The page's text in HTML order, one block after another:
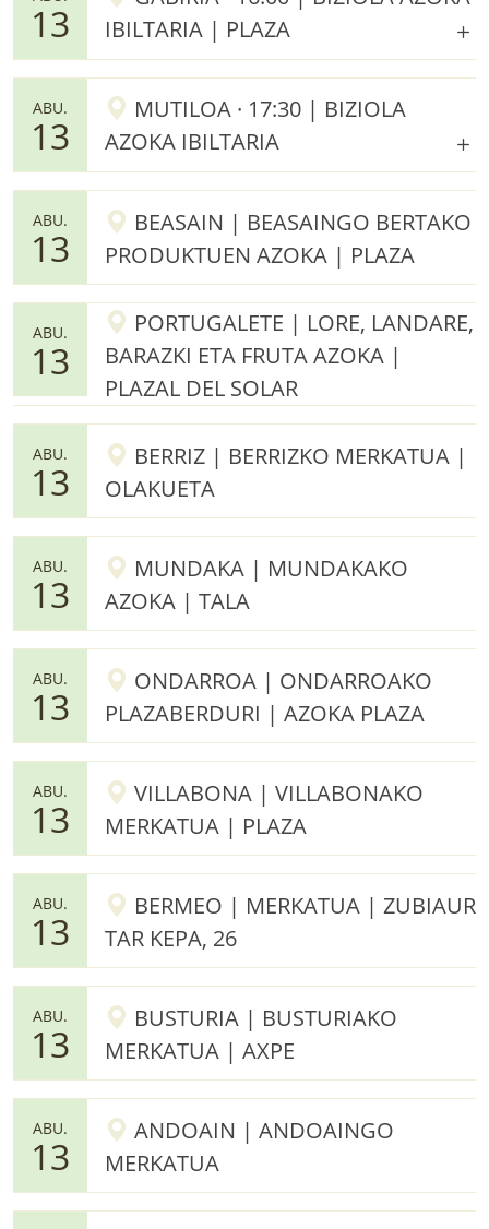
13
IBILTARIA | PLAZA
ABU.
13
MUTILOA · 17:30 | BIZIOLA
AZOKA IBILTARIA
ABU.
13
BEASAIN | BEASAINGO BERTAKO
PRODUKTUEN AZOKA | PLAZA
ABU.
13
PORTUGALETE | LORE, LANDARE,
BARAZKI ETA FRUTA AZOKA |
PLAZAL DEL SOLAR
ABU.
13
BERRIZ | BERRIZKO MERKATUA |
OLAKUETA
ABU.
13
MUNDAKA | MUNDAKAKO
AZOKA | TALA
ABU.
13
ONDARROA | ONDARROAKO
PLAZABERDURI | AZOKA PLAZA
ABU.
13
VILLABONA | VILLABONAKO
MERKATUA | PLAZA
ABU.
13
BERMEO | MERKATUA | ZUBIAUR
TAR KEPA, 26
ABU.
13
BUSTURIA | BUSTURIAKO
MERKATUA | AXPE
ABU.
13
ANDOAIN | ANDOAINGO
MERKATUA